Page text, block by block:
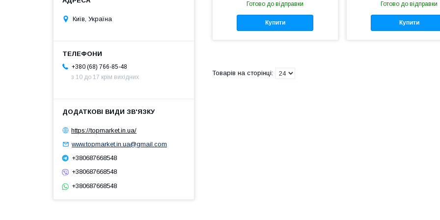
Готово до відправки
Купити
Готово до відправки
Купити
Київ, Україна
+380 (68) 766-85-48
з 10 до 17 крім вихідних
https://topmarket.in.ua/
www.topmarket.in.ua@gmail.com
+380687668548
+380687668548
+380687668548